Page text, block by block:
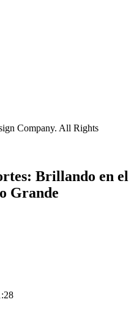
Company. All Rights
Brillando en el
Grande